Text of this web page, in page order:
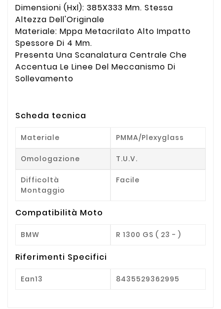
Dimensioni (Hxl): 385X333 Mm. Stessa
Altezza Dell'Originale
Materiale: Mppa Metacrilato Alto Impatto
Spessore Di 4 Mm.
Presenta Una Scanalatura Centrale Che
Accentua Le Linee Del Meccanismo Di
Sollevamento
Scheda tecnica
Materiale PMMA/Plexyglass
Omologazione T.U.V.
Difficoltà
Montaggio
Facile
Compatibilità Moto
BMW R 1300 GS ( 23 - )
Riferimenti Specifici
Ean13 8435529362995